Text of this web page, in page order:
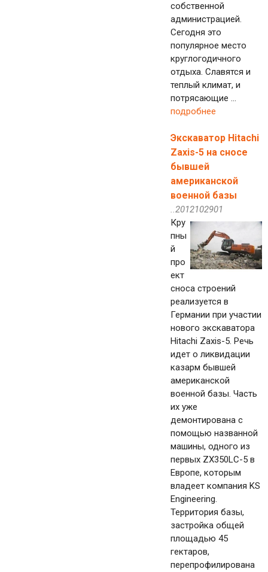
собственной
администрацией.
Сегодня это
популярное место
круглогодичного
отдыха. Славятся и
теплый климат, и
потрясающие ...
подробнее
Экскаватор Hitachi
Zaxis-5 на сносе
бывшей
американской
военной базы
..2012102901
Кру
пны
й
про
ект
сноса строений
реализуется в
Германии при участии
нового экскаватора
Hitachi Zaxis-5. Речь
идет о ликвидации
казарм бывшей
американской
военной базы. Часть
их уже
демонтирована с
помощью названной
машины, одного из
первых ZX350LC-5 в
Европе, которым
владеет компания KS
Engineering.
Территория базы,
застройка общей
площадью 45
гектаров,
перепрофилирована